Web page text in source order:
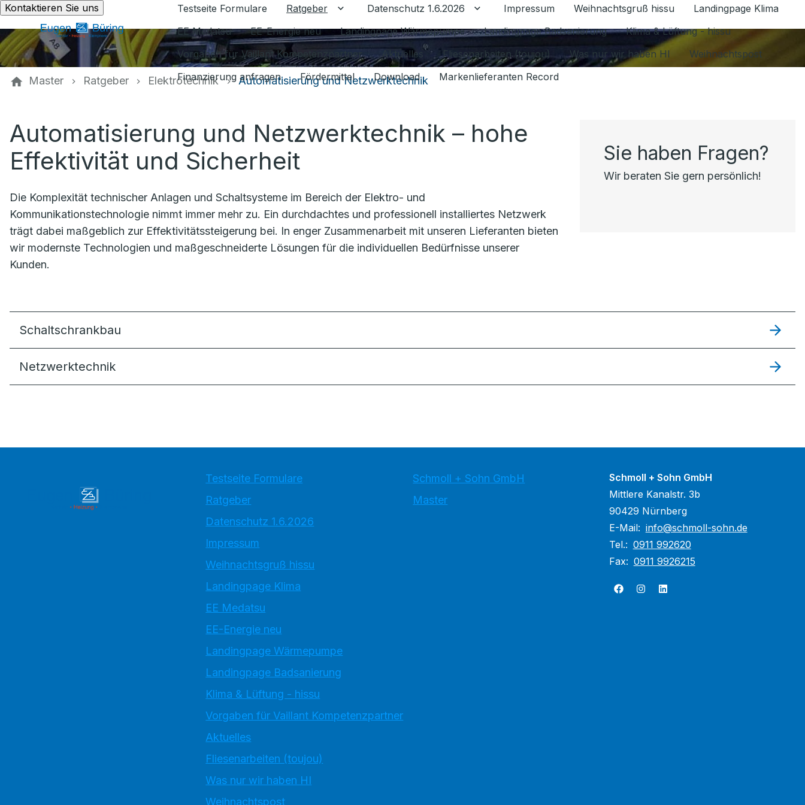
Kontaktieren Sie uns Testseite Formulare Ratgeber Untermenü für Ratgeber umschalten
Datenschutz 1.6.2026 Untermenü für Datenschutz 1.6.2026 umschalten
Impressum Weihnachtsgruß hissu
Landingpage Klima
EE Medatsu
EE-Energie neu Landingpage Wärmepumpe Landingpage Badsanierung
Klima & Lüftung - hissu
Vorgaben für Vaillant Kompetenzpartner
Aktuelles Fliesenarbeiten (toujou) Was nur wir haben HI
Weihnachtspost
Finanzierung anfragen
Fördermittel Download Markenlieferanten Record
Master Ratgeber Elektrotechnik Automatisierung und Netzwerktechnik
Automatisierung und Netzwerktechnik – hohe
Effektivität und Sicherheit
Die Komplexität technischer Anlagen und Schaltsysteme im Bereich der Elektro- und
Kommunikationstechnologie nimmt immer mehr zu. Ein durchdachtes und professionell installiertes Netzwerk
trägt dabei maßgeblich zur Effektivitätssteigerung bei. In enger Zusammenarbeit mit unseren Lieferanten bieten
wir modernste Technologien und maßgeschneiderte Lösungen für die individuellen Bedürfnisse unserer
Kunden.
Sie haben Fragen?
Wir beraten Sie gern persönlich!
Schaltschrankbau
Netzwerktechnik
Testseite Formulare
Ratgeber
Datenschutz 1.6.2026
Impressum
Weihnachtsgruß hissu
Landingpage Klima
EE Medatsu
EE-Energie neu
Landingpage Wärmepumpe
Landingpage Badsanierung
Klima & Lüftung - hissu
Vorgaben für Vaillant Kompetenzpartner
Aktuelles
Fliesenarbeiten (toujou)
Was nur wir haben HI
Weihnachtspost
Schmoll + Sohn GmbH
Master
Schmoll + Sohn GmbH
Mittlere Kanalstr. 3b
90429 Nürnberg
E-Mail: info@schmoll-sohn.de
Tel.: 0911 992620
Fax: 0911 9926215